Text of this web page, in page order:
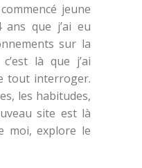
jeune
ans que j’ai eu
sur la
là que j’ai
tout interroger.
les habitudes,
site est là
moi, explore le